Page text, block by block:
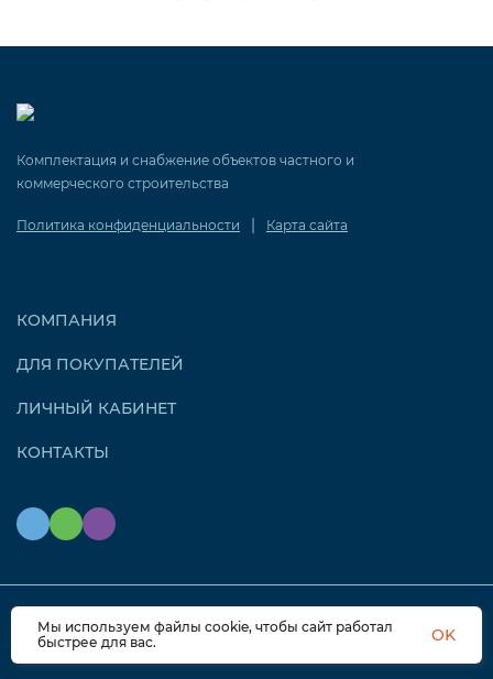
Комплектация и снабжение объектов частного и
коммерческого строительства
Политика конфиденциальности | Карта сайта
КОМПАНИЯ
ДЛЯ ПОКУПАТЕЛЕЙ
ЛИЧНЫЙ КАБИНЕТ
КОНТАКТЫ
© 2026 OZONAIR.RU. Все права защищены
Мы используем файлы cookie, чтобы сайт работал
быстрее для вас.
OK